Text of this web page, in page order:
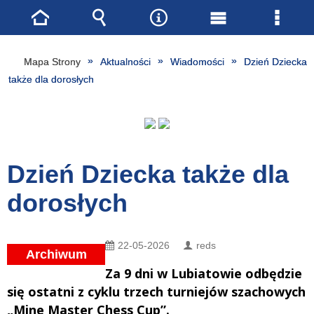
Mapa Strony Aktualności Wiadomości
Dzień Dziecka
także dla dorosłych
Dzień Dziecka także dla
dorosłych
Archiwum
22-05-2026 reds
Za 9 dni w Lubiatowie odbędzie
się ostatni z cyklu trzech turniejów szachowych
„Mine Master Chess Cup”.
Strona
główna
Wyszukiwarka
NarzędziaMenu
główne
Menu